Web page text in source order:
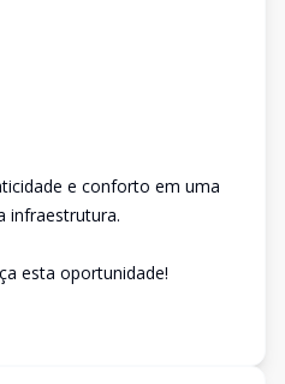
e conforto em uma
infraestrutura.
esta oportunidade!